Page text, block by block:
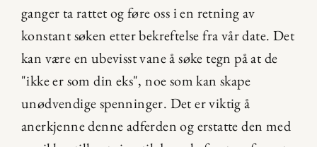
ganger ta rattet og føre oss i en retning av
konstant søken etter bekreftelse fra vår date. Det
kan være en ubevisst vane å søke tegn på at de
"ikke er som din eks", noe som kan skape
unødvendige spenninger. Det er viktig å
anerkjenne denne adferden og erstatte den med